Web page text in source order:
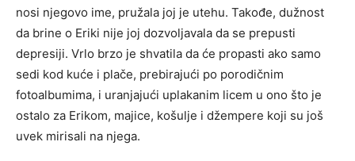
nosi njegovo ime, pružala joj je utehu. Takođe, dužnost
da brine o Eriki nije joj dozvoljavala da se prepusti
depresiji. Vrlo brzo je shvatila da će propasti ako samo
sedi kod kuće i plače, prebirajući po porodičnim
fotoalbumima, i uranjajući uplakanim licem u ono što je
ostalo za Erikom, majice, košulje i džempere koji su još
uvek mirisali na njega.